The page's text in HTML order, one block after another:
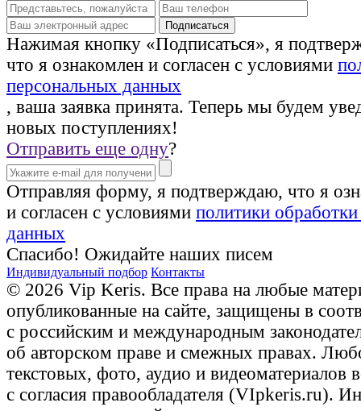
Нажимая кнопку «Подписаться», я
что я ознакомлен и согласен с условиями
персональных данных
, ваша заявка принята. Теперь мы будем
новых поступлениях!
Отправить еще одну?
Отправляя форму, я подтверждаю, что я
и согласен с условиями политики
данных
Спасибо! Ожидайте наших писем
Индивидуальный подбор Контакты
© 2026 Vip Keris. Все права на любые
опубликованные на сайте, защищены в
с российским и международным
об авторском праве и смежных правах.
текстовых, фото, аудио и видеоматериалов
с согласия правообладателя (VIpkeris.ru).